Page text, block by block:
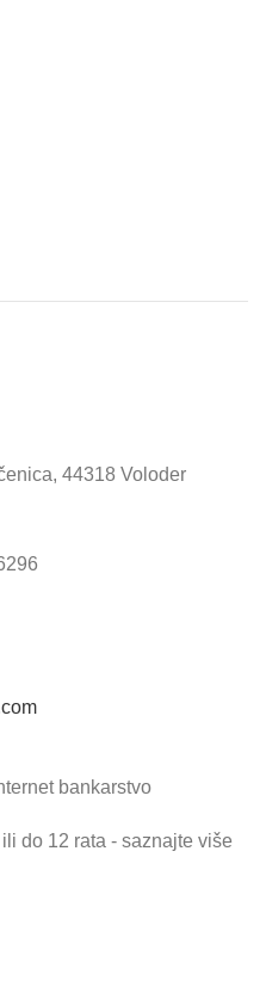
44318 Voloder
bankarstvo
do 12 rata - saznajte više